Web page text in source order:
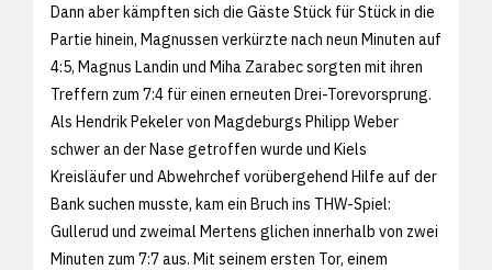
Dann aber kämpften sich die Gäste Stück für Stück in die
Partie hinein, Magnussen verkürzte nach neun Minuten auf
4:5, Magnus Landin und Miha Zarabec sorgten mit ihren
Treffern zum 7:4 für einen erneuten Drei-Torevorsprung.
Als Hendrik Pekeler von Magdeburgs Philipp Weber
schwer an der Nase getroffen wurde und Kiels
Kreisläufer und Abwehrchef vorübergehend Hilfe auf der
Bank suchen musste, kam ein Bruch ins THW-Spiel:
Gullerud und zweimal Mertens glichen innerhalb von zwei
Minuten zum 7:7 aus. Mit seinem ersten Tor, einem